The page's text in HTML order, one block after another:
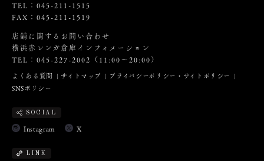
TEL：045-211-1515
FAX：045-211-1519
店舗に関するお問い合わせ
横浜赤レンガ倉庫インフォメーション
TEL：045-227-2002（11:00～20:00）
よくある質問 サイトマップ
プライバシーポリシー・サイトポリシー
SNSポリシー
SOCIAL
Instagram X
LINK